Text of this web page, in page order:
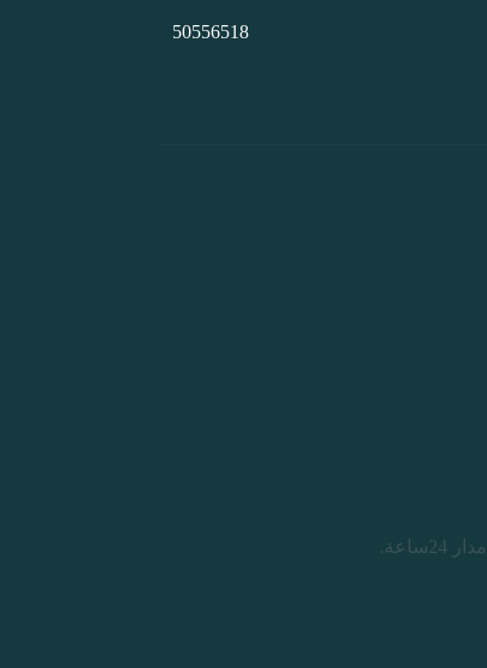
50556518